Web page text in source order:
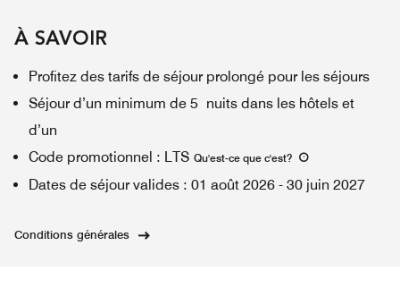
À SAVOIR
Profitez des tarifs de séjour prolongé pour les séjours
Séjour d’un minimum de 5 nuits dans les hôtels et
d’un
Code promotionnel : LTS Qu'est-ce que c'est?
Dates de séjour valides : 01 août 2026 - 30 juin 2027
Conditions générales